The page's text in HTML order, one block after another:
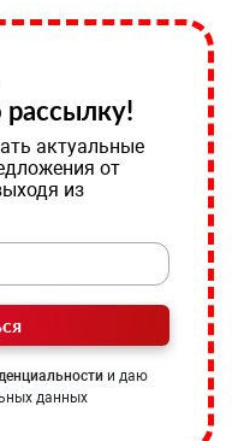
актуальные
от
из
и даю
данных